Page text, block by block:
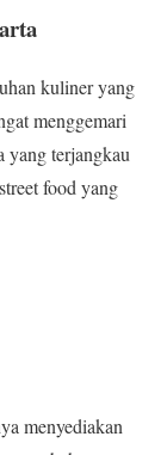
kuliner yang
menggemari
yang terjangkau
food yang
menyediakan